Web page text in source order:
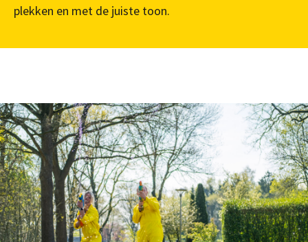
plekken en met de juiste toon.